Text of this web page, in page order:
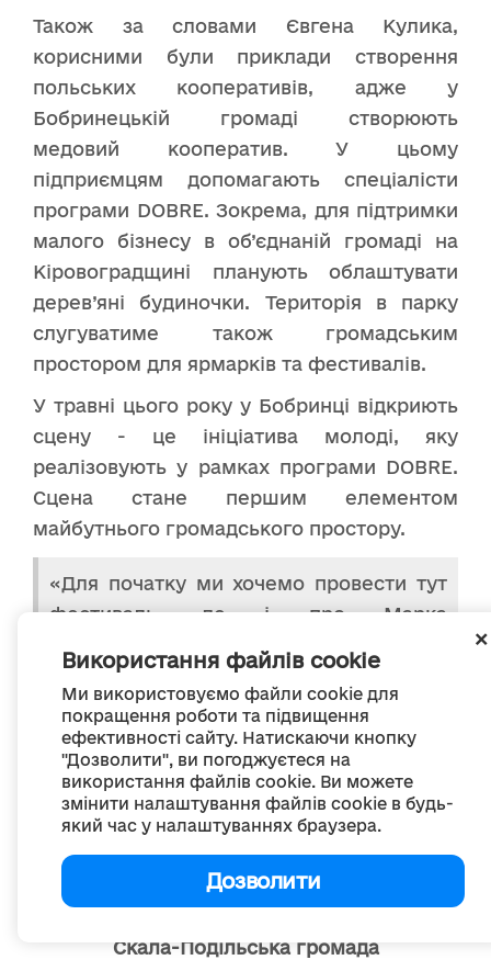
Використання файлів cookie
Ми використовуємо файли cookie для
покращення роботи та підвищення
ефективності сайту. Натискаючи кнопку
"Дозволити", ви погоджуєтеся на
використання файлів cookie. Ви можете
змінити налаштування файлів cookie в будь-
який час у налаштуваннях браузера.
Дозволити
Також за словами Євгена Кулика,
корисними були приклади створення
польських кооперативів, адже у
Бобринецькій громаді створюють
медовий кооператив. У цьому
підприємцям допомагають спеціалісти
програми DOBRE. Зокрема, для підтримки
малого бізнесу в об’єднаній громаді на
Кіровоградщині планують облаштувати
дерев’яні будиночки. Територія в парку
слугуватиме також громадським
простором для ярмарків та фестивалів.
У травні цього року у Бобринці відкриють
сцену - це ініціатива молоді, яку
реалізовують у рамках програми DOBRE.
Сцена стане першим елементом
майбутнього громадського простору.
«Для початку ми хочемо провести тут
фестиваль, де і про Марка
організуємо перегляд фільмів, і для
місцевих підприємців створимо
майданчик для ярмарку», - говорить
Євген Кулик.
Скала-Подільська громада